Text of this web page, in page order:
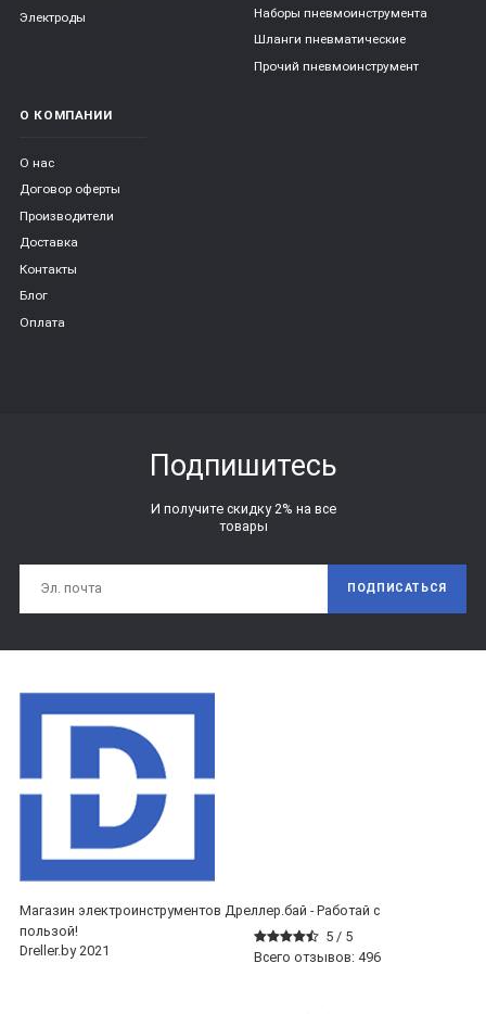
Электроды
Наборы пневмоинструмента
Шланги пневматические
Прочий пневмоинструмент
О КОМПАНИИ
О нас
Договор оферты
Производители
Доставка
Контакты
Блог
Оплата
Подпишитесь
И получите скидку 2% на все
товары
ПОДПИСАТЬСЯ
Магазин электроинструментов Дреллер.бай - Работай с
пользой!
5 / 5
Всего отзывов: 496
Dreller.by 2021